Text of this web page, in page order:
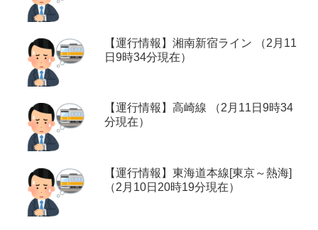
【運行情報】湘南新宿ライン （2月11
日9時34分現在）
【運行情報】高崎線 （2月11日9時34
分現在）
【運行情報】東海道本線[東京～熱海]
（2月10日20時19分現在）